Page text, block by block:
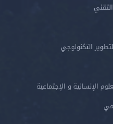
التكنولوجي
الإنسانية و الإجتماعية